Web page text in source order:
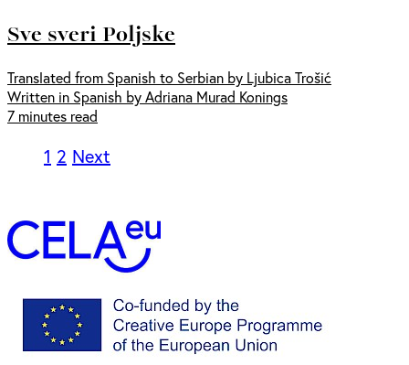
Sve sveri Poljske
Translated from Spanish to Serbian by Ljubica Trošić
Written in Spanish by Adriana Murad Konings
7 minutes read
1 2 Next